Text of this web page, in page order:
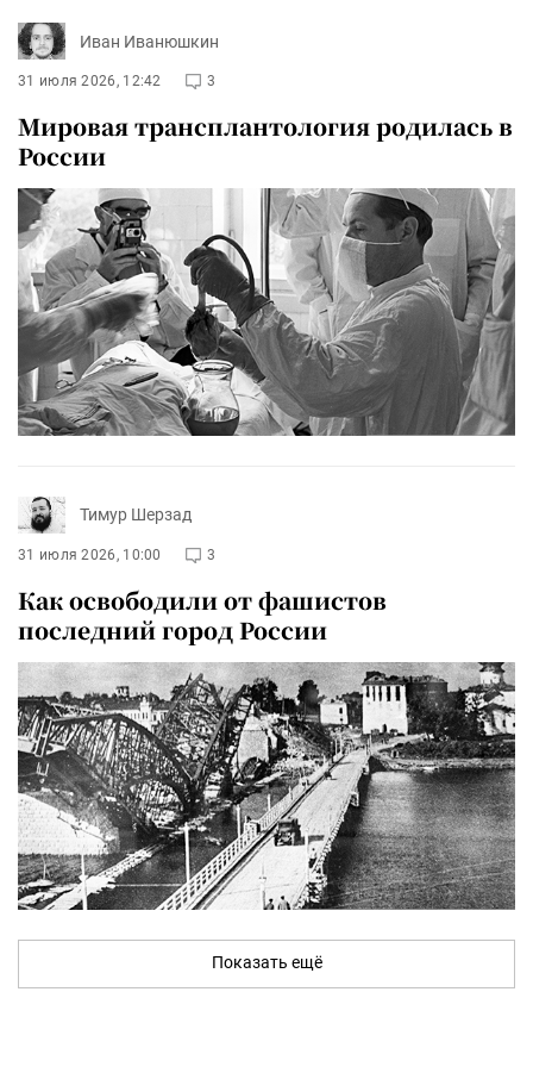
Иван Иванюшкин
31 июля 2026, 12:42 3
Мировая трансплантология родилась в
России
Тимур Шерзад
31 июля 2026, 10:00 3
Как освободили от фашистов
последний город России
Показать ещё